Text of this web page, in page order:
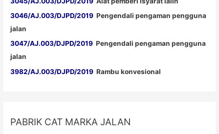
3046/AJ.003/DJPD/2019 Pengendali pengaman pengguna
jalan
3047/AJ.003/DJPD/2019 Pengendali pengaman pengguna
jalan
3982/AJ.003/DJPD/2019 Rambu konvesional
PABRIK CAT MARKA JALAN